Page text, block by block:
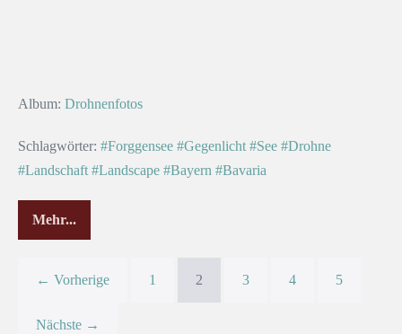
Album: Drohnenfotos
Schlagwörter: #Forggensee #Gegenlicht #See #Drohne
#Landschaft #Landscape #Bayern #Bavaria
Mehr...
← Vorherige 1 2 3 4 5
Nächste →